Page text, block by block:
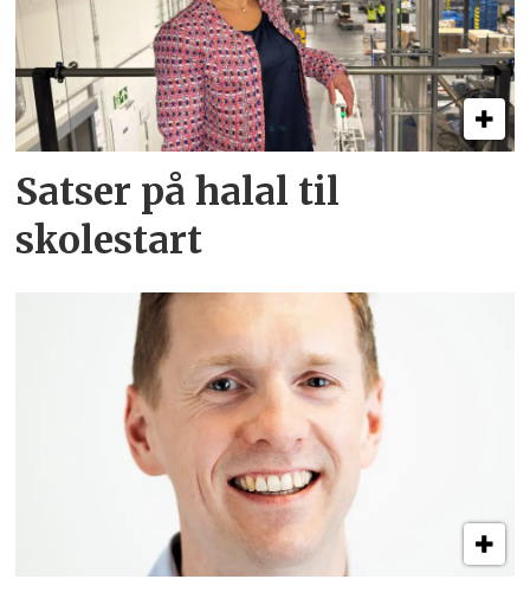
Satser på halal til
skolestart